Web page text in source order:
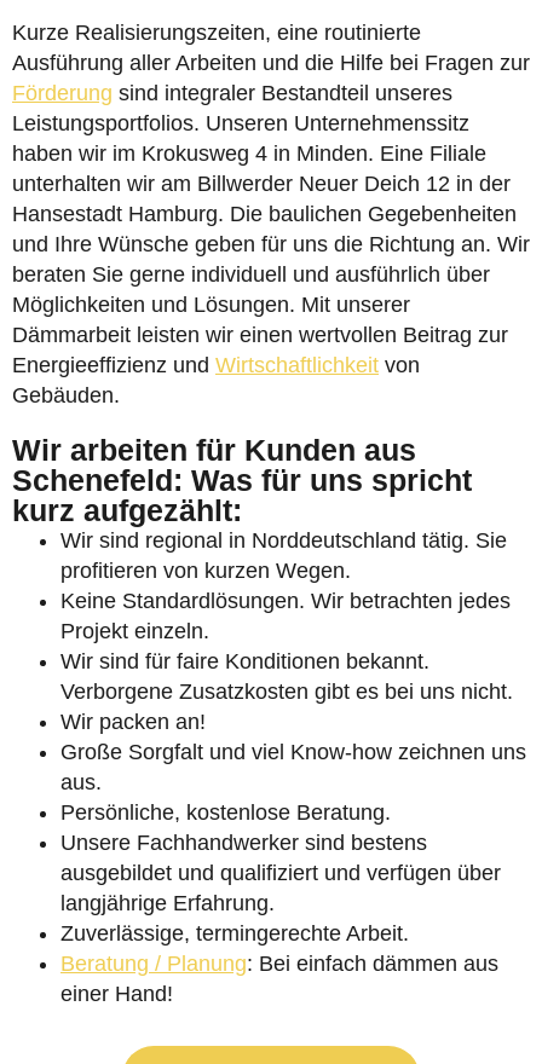
Kurze Realisierungszeiten, eine routinierte
Ausführung aller Arbeiten und die Hilfe bei Fragen zur
Förderung sind integraler Bestandteil unseres
Leistungsportfolios. Unseren Unternehmenssitz
haben wir im Krokusweg 4 in Minden. Eine Filiale
unterhalten wir am Billwerder Neuer Deich 12 in der
Hansestadt Hamburg. Die baulichen Gegebenheiten
und Ihre Wünsche geben für uns die Richtung an. Wir
beraten Sie gerne individuell und ausführlich über
Möglichkeiten und Lösungen. Mit unserer
Dämmarbeit leisten wir einen wertvollen Beitrag zur
Energieeffizienz und Wirtschaftlichkeit von
Gebäuden.
Wir arbeiten für Kunden aus
Schenefeld: Was für uns spricht
kurz aufgezählt:
Wir sind regional in Norddeutschland tätig. Sie
profitieren von kurzen Wegen.
Keine Standardlösungen. Wir betrachten jedes
Projekt einzeln.
Wir sind für faire Konditionen bekannt.
Verborgene Zusatzkosten gibt es bei uns nicht.
Wir packen an!
Große Sorgfalt und viel Know-how zeichnen uns
aus.
Persönliche, kostenlose Beratung.
Unsere Fachhandwerker sind bestens
ausgebildet und qualifiziert und verfügen über
langjährige Erfahrung.
Zuverlässige, termingerechte Arbeit.
Beratung / Planung: Bei einfach dämmen aus
einer Hand!